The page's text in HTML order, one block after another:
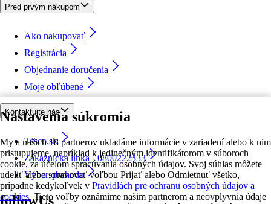
Nastavenia súkromia
My a našich 18 partnerov ukladáme informácie v zariadení alebo k nim
pristupujeme, napríklad k jedinečným identifikátorom v súboroch
cookie, za účelom spracúvania osobných údajov. Svoj súhlas môžete
udeliť alebo spravovať voľbou Prijať alebo Odmietnuť všetko,
prípadne kedykoľvek v Pravidlách pre ochranu osobných údajov a
cookies. Tieto voľby oznámime našim partnerom a neovplyvnia údaje
Pred prvým nákupom
Ako nakupovať
Registrácia
Objednanie doručenia
Moje obľúbené
Kontaktujte nás
Tesco.sk
Zákaznícka linka - 0800222333
Výber obchodu
followUs